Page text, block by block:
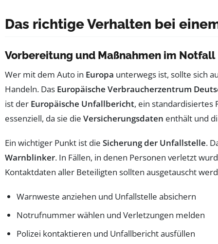
Das richtige Verhalten bei
Vorbereitung und Maßnahmen im Notfall
Wer mit dem Auto in Europa unterwegs ist, sollte sich
Handeln. Das Europäische Verbraucherzentrum
ist der Europäische Unfallbericht, ein standardisiertes
essenziell, da sie die Versicherungsdaten enthält und
Ein wichtiger Punkt ist die Sicherung der Unfallstelle.
Warnblinker. In Fällen, in denen Personen verletzt
Kontaktdaten aller Beteiligten sollten ausgetauscht
Warnweste anziehen und Unfallstelle absichern
Notrufnummer wählen und Verletzungen melden
Polizei kontaktieren und Unfallbericht ausfüllen